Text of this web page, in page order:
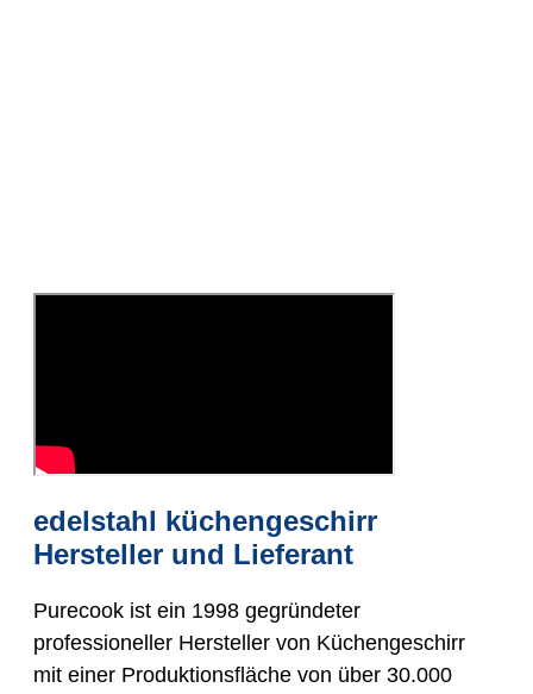
edelstahl küchengeschirr
Hersteller und Lieferant
Purecook ist ein 1998 gegründeter
professioneller Hersteller von Küchengeschirr
mit einer Produktionsfläche von über 30.000